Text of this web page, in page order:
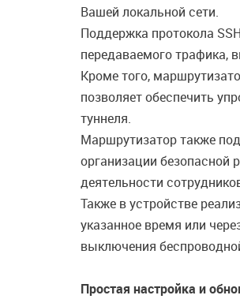
Вашей локальной сети.
Поддержка протокола
передаваемого трафика,
Кроме того,
позволяет обеспечить
туннеля.
Маршрутизатор также
организации безопасной
деятельности
Также в устройстве
указанное время или
выключения
Простая настройка и